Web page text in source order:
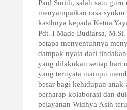
Paul Smith, salah satu guru
menyampaikan rasa syukur
kasihnya kepada Ketua
Pdt. I Made Budiarsa,
betapa menyentuhnya
dampak nyata dari
yang dilakukan setiap hari
yang ternyata mampu
besar bagi kehidupan
berharap kolaborasi dan
pelayanan Widhya Asih